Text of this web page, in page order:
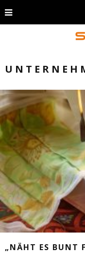
„NÄHT ES BUNT